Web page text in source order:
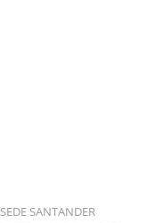
SEDE SANTANDER